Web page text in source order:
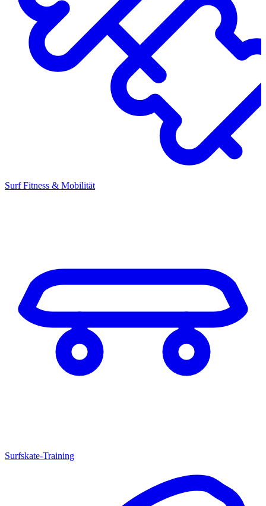
Surf Fitness & Mobilität
Surfskate-Training